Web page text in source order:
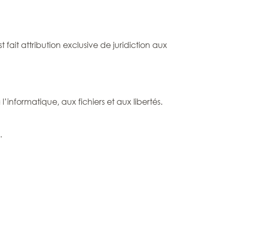
fait attribution exclusive de juridiction aux
aux fichiers et aux libertés.